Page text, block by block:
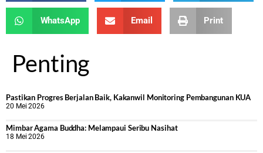
WhatsApp Email Print
Penting
Pastikan Progres Berjalan Baik, Kakanwil Monitoring Pembangunan KUA
20 Mei 2026
Mimbar Agama Buddha: Melampaui Seribu Nasihat
18 Mei 2026